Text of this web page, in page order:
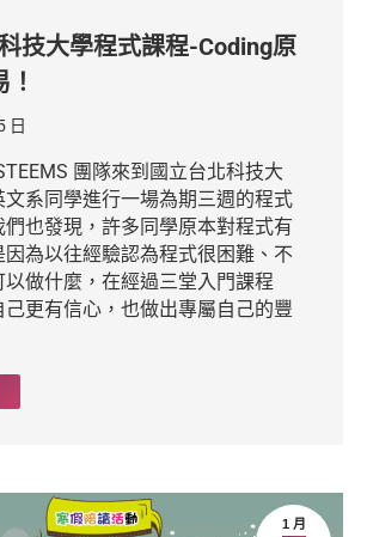
技大學程式課程-Coding原
日
團隊來到國立台北科技大
系同學進行一場為期三週的程式
們也發現，許多同學原本對程式有
為以往經驗認為程式很困難、不
做什麼，在經過三堂入門課程
更有信心，也做出專屬自己的豐
1 月